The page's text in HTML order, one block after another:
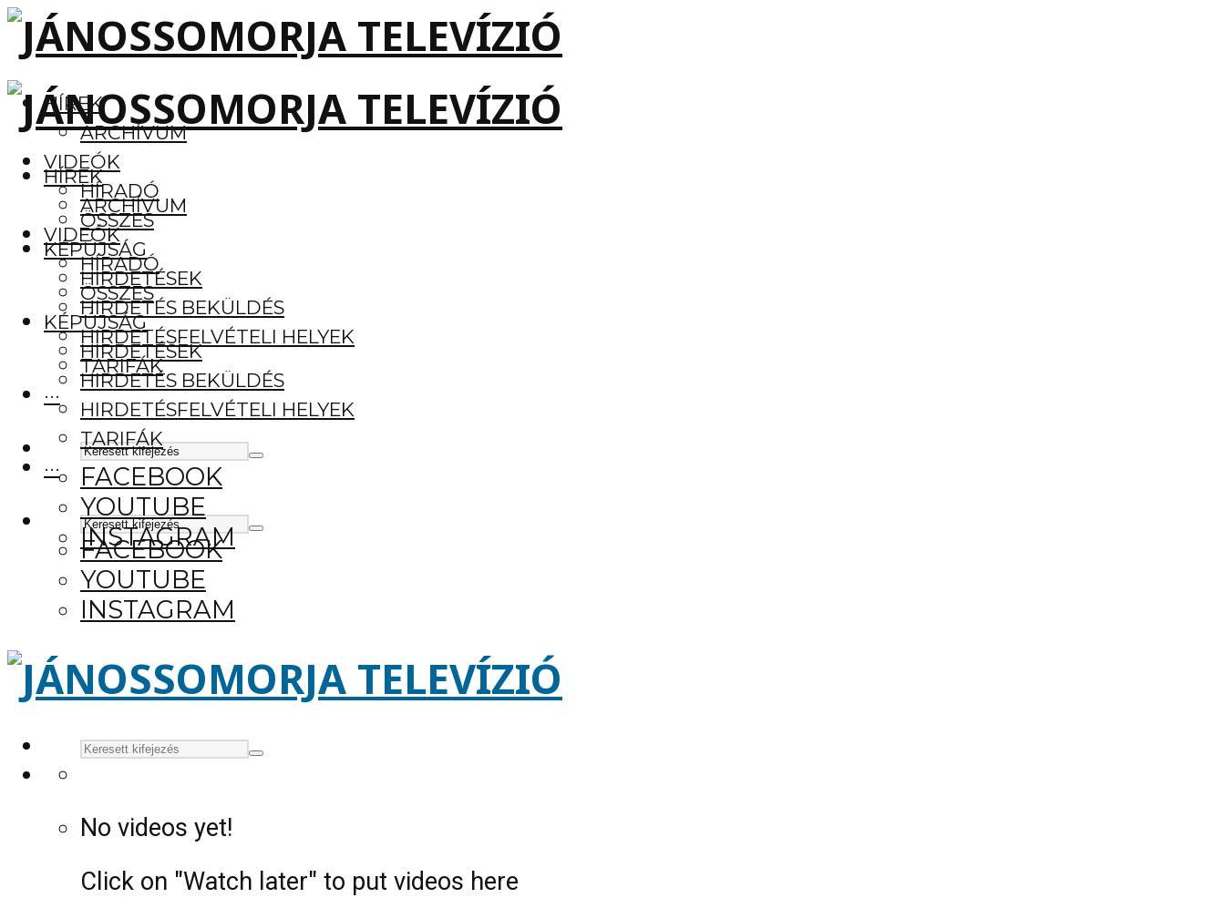
HÍREK
ARCHÍVUM
VIDEÓK
HÍRADÓ
ÖSSZES
KÉPÚJSÁG
HIRDETÉSEK
HIRDETÉS BEKÜLDÉS
HIRDETÉSFELVÉTELI HELYEK
TARIFÁK
···
FACEBOOK
YOUTUBE
INSTAGRAM
HÍREK
ARCHÍVUM
VIDEÓK
HÍRADÓ
ÖSSZES
KÉPÚJSÁG
HIRDETÉSEK
HIRDETÉS BEKÜLDÉS
HIRDETÉSFELVÉTELI HELYEK
TARIFÁK
···
FACEBOOK
YOUTUBE
INSTAGRAM
No videos yet!
Click on "Watch later" to put videos here